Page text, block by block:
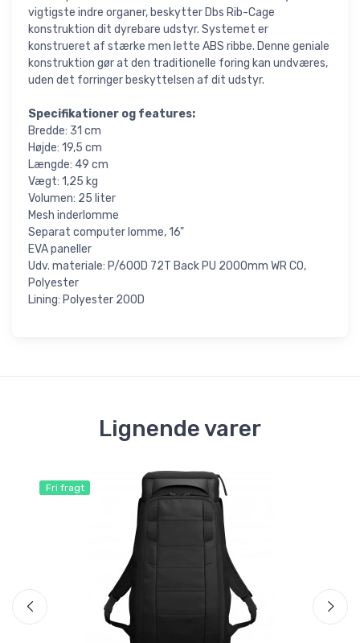
vigtigste indre organer, beskytter Dbs Rib-Cage
konstruktion dit dyrebare udstyr. Systemet er
konstrueret af stærke men lette ABS ribbe. Denne geniale
konstruktion gør at den traditionelle foring kan undværes,
uden det forringer beskyttelsen af dit udstyr.
Specifikationer og features:
Bredde: 31 cm
Højde: 19,5 cm
Længde: 49 cm
Vægt: 1,25 kg
Volumen: 25 liter
Mesh inderlomme
Separat computer lomme, 16"
EVA paneller
Udv. materiale: P/600D 72T Back PU 2000mm WR C0,
Polyester
Lining: Polyester 200D
Lignende varer
Fri fragt